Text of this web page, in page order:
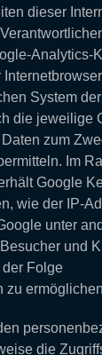
dieser
Analytics-
System
die jeweilige
zum
Im
Google
wie der IP-
unter
und
Folge
zu
die